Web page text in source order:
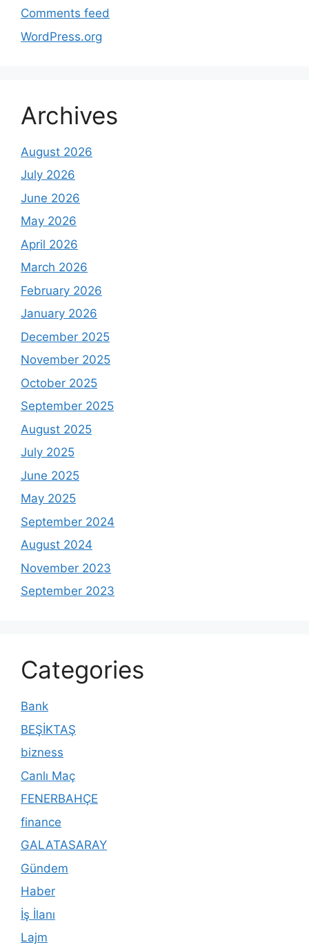
Comments feed
WordPress.org
Archives
August 2026
July 2026
June 2026
May 2026
April 2026
March 2026
February 2026
January 2026
December 2025
November 2025
October 2025
September 2025
August 2025
July 2025
June 2025
May 2025
September 2024
August 2024
November 2023
September 2023
Categories
Bank
BEŞİKTAŞ
bizness
Canlı Maç
FENERBAHÇE
finance
GALATASARAY
Gündem
Haber
İş İlanı
Lajm